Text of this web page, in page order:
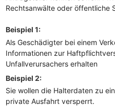
Rechtsanwälte oder öffentliche
Beispiel 1:
Als Geschädigter bei einem
Informationen zur
Unfallverursachers erhalten
Beispiel 2:
Sie wollen die Halterdaten zu
private Ausfahrt versperrt.